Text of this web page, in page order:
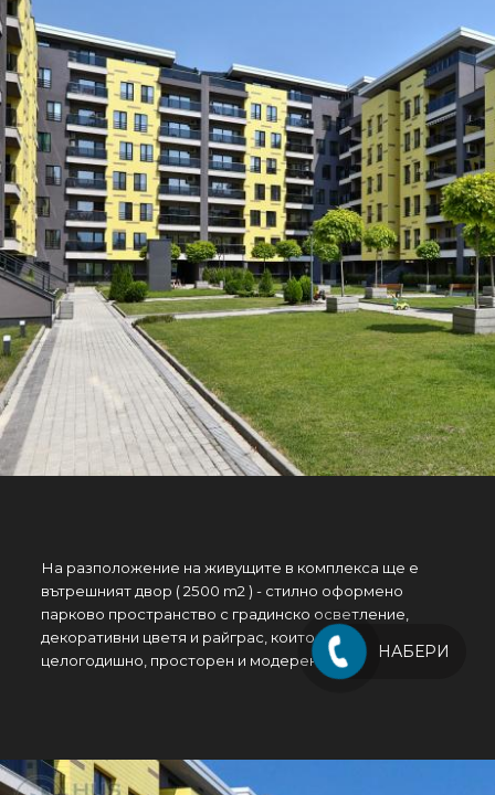
На разположение на живущите в комплекса ще e
вътрешният двор ( 2500 m2 ) - стилно оформено
парково пространство с градинско осветление,
декоративни цветя и райграс, които се поддържат
целогодишно, просторен и модерен детски кът.НАБЕРИ